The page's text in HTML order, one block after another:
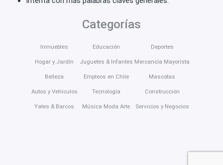
Categorías
Inmuebles
Hogar y Jardín
Belleza
Autos y Vehículos
Yates & Barcos
Educación
Juguetes & Infantes
Empleos en Chile
Tecnología
Música Moda Arte
Deportes
Mercancía Mayorista
Mascotas
Construcción
Servicios y Negocios